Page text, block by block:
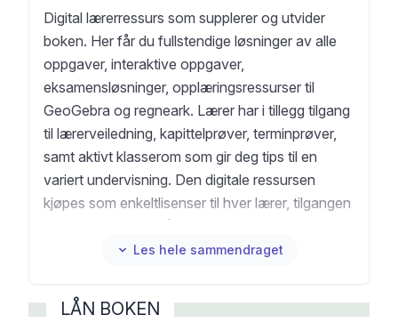
Digital lærerressurs som supplerer og utvider
boken. Her får du fullstendige løsninger av alle
oppgaver, interaktive oppgaver,
eksamensløsninger, opplæringsressurser til
GeoGebra og regneark. Lærer har i tillegg tilgang
til lærerveiledning, kapittelprøver, terminprøver,
samt aktivt klasserom som gir deg tips til en
variert undervisning. Den digitale ressursen
kjøpes som enkeltlisenser til hver lærer, tilgangen
Les hele sammendraget
LÅN BOKEN